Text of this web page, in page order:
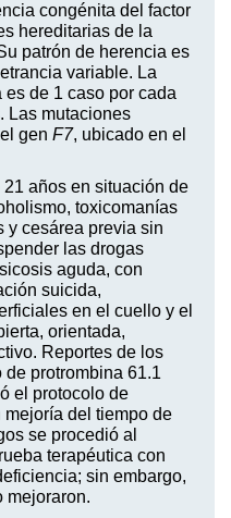
congénita del factor
hereditarias de la
patrón de herencia es
variable. La
de 1 caso por cada
Las mutaciones
gen F7, ubicado en el
21 años en situación de
toxicomanías
y cesárea previa sin
las drogas
aguda, con
suicida,
en el cuello y el
orientada,
Reportes de los
protrombina 61.1
el protocolo de
del tiempo de
se procedió al
terapéutica con
sin embargo,
mejoraron.